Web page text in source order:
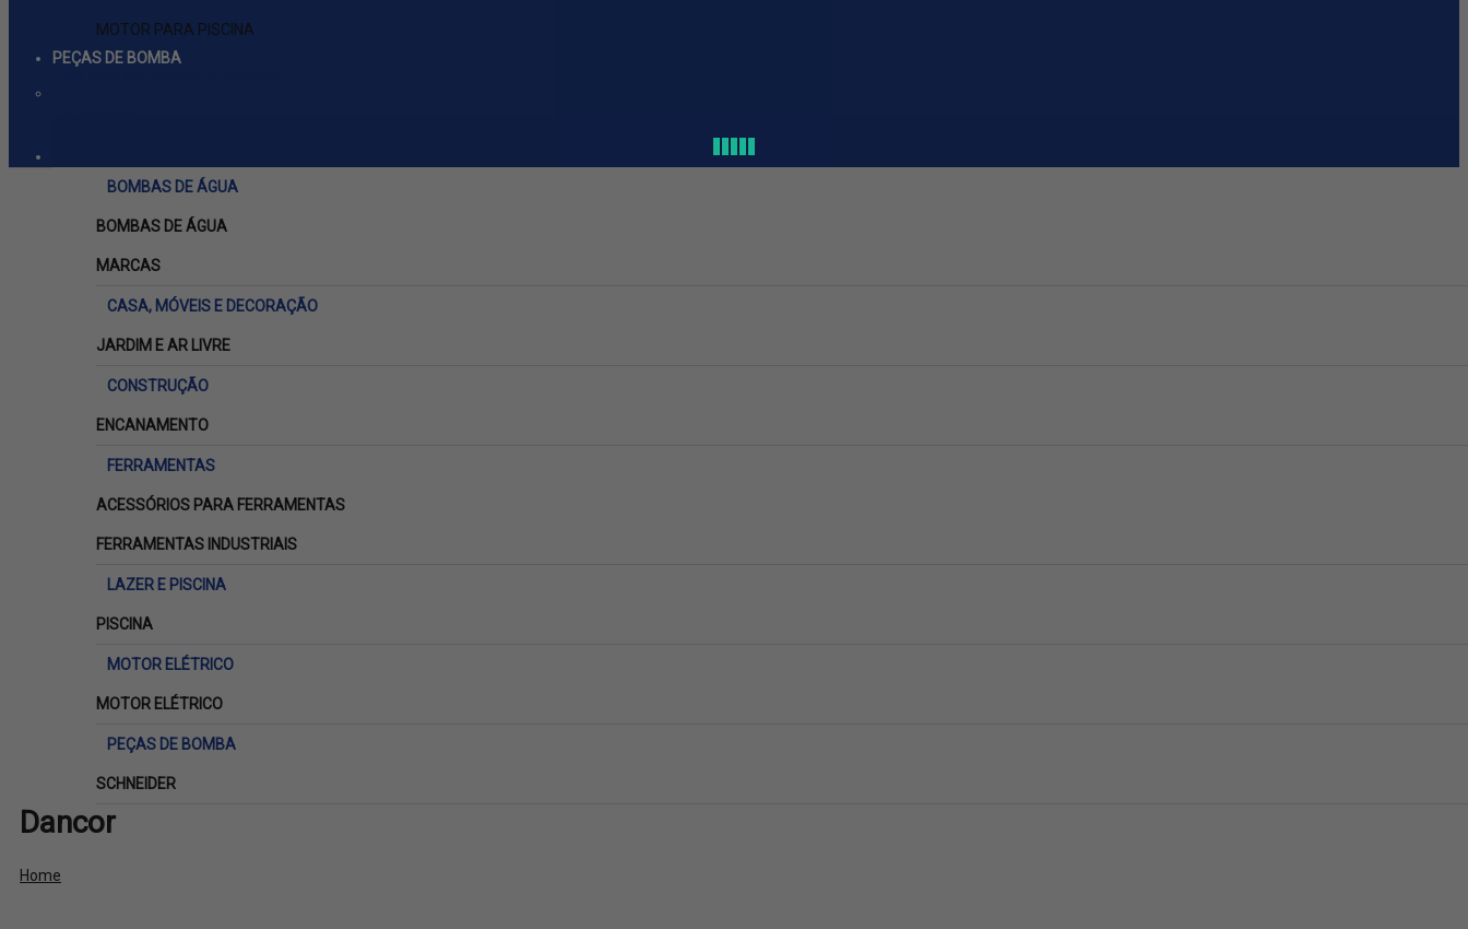
MOTOR PARA PISCINA
PEÇAS DE BOMBA
BOMBAS DE ÁGUA
BOMBAS DE ÁGUA
MARCAS
CASA, MÓVEIS E DECORAÇÃO
JARDIM E AR LIVRE
CONSTRUÇÃO
ENCANAMENTO
FERRAMENTAS
ACESSÓRIOS PARA FERRAMENTAS
FERRAMENTAS INDUSTRIAIS
LAZER E PISCINA
PISCINA
MOTOR ELÉTRICO
MOTOR ELÉTRICO
PEÇAS DE BOMBA
SCHNEIDER
Dancor
Home